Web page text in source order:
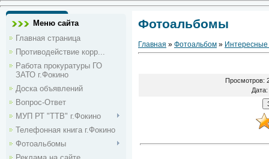
Меню сайта
Главная страница
Противодействие корр...
Работа прокуратуры ГО
ЗАТО г.Фокино
Доска объявлений
Вопрос-Ответ
МУП РТ "ТТВ" г.Фокино
Телефонная книга г.Фокино
Фотоальбомы
Фотоальбомы
Главная » Фотоальбом »
Просмотров:
Дата: